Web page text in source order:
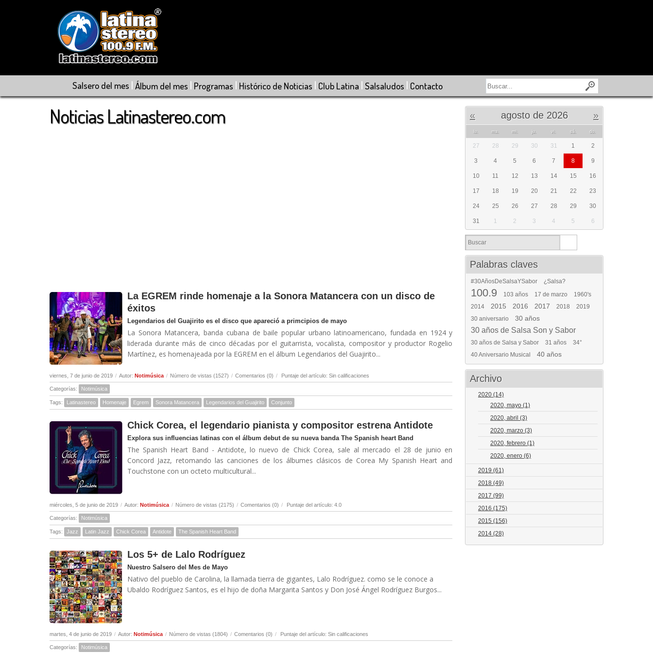
Salsero del mes | Álbum del mes | Programas | Histórico de Noticias | Club Latina | Salsaludos | Contacto
Noticias Latinastereo.com
La EGREM rinde homenaje a la Sonora Matancera con un disco de
éxitos
Legendarios del Guajirito es el disco que apareció a primcipios de mayo
La Sonora Matancera, banda cubana de baile popular urbano latinoamericano, fundada en 1924 y
liderada durante más de cinco décadas por el guitarrista, vocalista, compositor y productor Rogelio
Martínez, es homenajeada por la EGREM en el álbum Legendarios del Guajirito...
viernes, 7 de junio de 2019 / Autor: Notimúsica / Número de vistas (1527) / Comentarios (0) / Puntaje del artículo: Sin calificaciones
Categorías: Notimúsica
Tags: Latinastereo Homenaje Egrem Sonora Matancera Legendarios del Guajirito Conjunto
Chick Corea, el legendario pianista y compositor estrena Antidote
Explora sus influencias latinas con el álbum debut de su nueva banda The Spanish heart Band
The Spanish Heart Band - Antidote, lo nuevo de Chick Corea, sale al mercado el 28 de junio en
Concord Jazz, retomando las canciones de los álbumes clásicos de Corea My Spanish Heart and
Touchstone con un octeto multicultural...
miércoles, 5 de junio de 2019 / Autor: Notimúsica / Número de vistas (2175) / Comentarios (0) / Puntaje del artículo: 4.0
Categorías: Notimúsica
Tags: Jazz Latin Jazz Chick Corea Antidote The Spanish Heart Band
Los 5+ de Lalo Rodríguez
Nuestro Salsero del Mes de Mayo
Nativo del pueblo de Carolina, la llamada tierra de gigantes, Lalo Rodríguez. como se le conoce a
Ubaldo Rodríguez Santos, es el hijo de doña Margarita Santos y Don José Ángel Rodríguez Burgos...
martes, 4 de junio de 2019 / Autor: Notimúsica / Número de vistas (1804) / Comentarios (0) / Puntaje del artículo: Sin calificaciones
Categorías: Notimúsica
« agosto de 2026 »
lu. ma. mi. ju. vi. sá. do.
27 28 29 30 31 1 2
3 4 5 6 7 8 9
10 11 12 13 14 15 16
17 18 19 20 21 22 23
24 25 26 27 28 29 30
31 1 2 3 4 5 6
Palabras claves
#30AñosDeSalsaYSabor ¿Salsa?
100.9 103 años 17 de marzo
1960's
2014
2015 2016 2017 2018
2019
30 aniversario
30 años
30 años de Salsa Son y Sabor
30 años de Salsa y Sabor 31 años
34°
40 Aniversario Musical
40 años
Archivo
2020 (14)
2020, mayo (1)
2020, abril (3)
2020, marzo (3)
2020, febrero (1)
2020, enero (6)
2019 (61)
2018 (49)
2017 (99)
2016 (175)
2015 (156)
2014 (28)